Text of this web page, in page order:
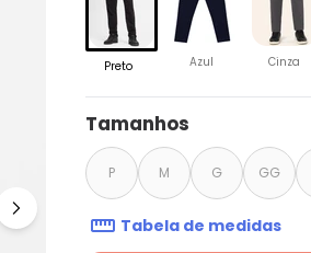
Preto Azul Cinza
Tamanhos
P M G GG
Tabela de medidas